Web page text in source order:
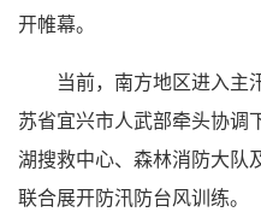
开帷幕。
当前，南方地区进入主
苏省宜兴市人武部牵头协调
湖搜救中心、森林消防大队
联合展开防汛防台风训练。